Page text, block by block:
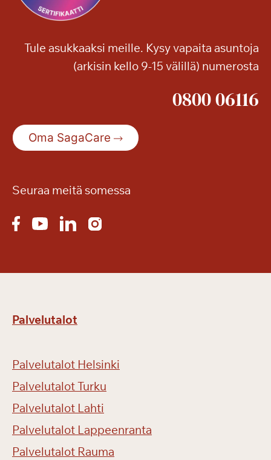
Tule asukkaaksi meille. Kysy vapaita asuntoja
(arkisin kello 9-15 välillä) numerosta
0800 06116
Oma SagaCare
Seuraa meitä somessa
Palvelutalot
Palvelutalot Helsinki
Palvelutalot Turku
Palvelutalot Lahti
Palvelutalot Lappeenranta
Palvelutalot Rauma